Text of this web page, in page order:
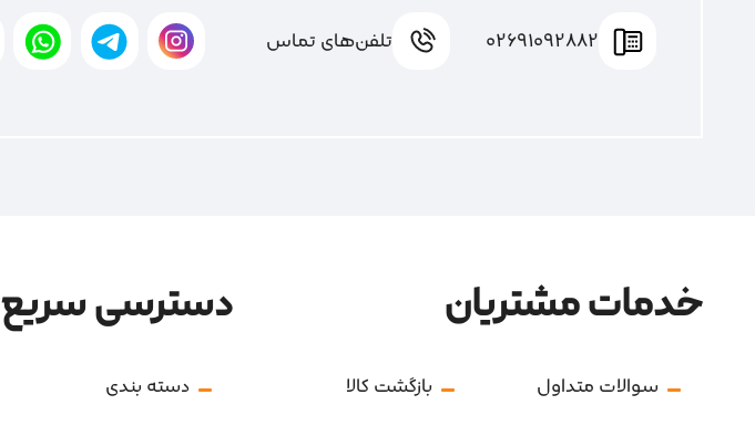
02691092882 تلفن‌های تماس
خدمات مشتریان
سوالات متداول بازگشت کالا
دسترسی سریع
دسته بندی